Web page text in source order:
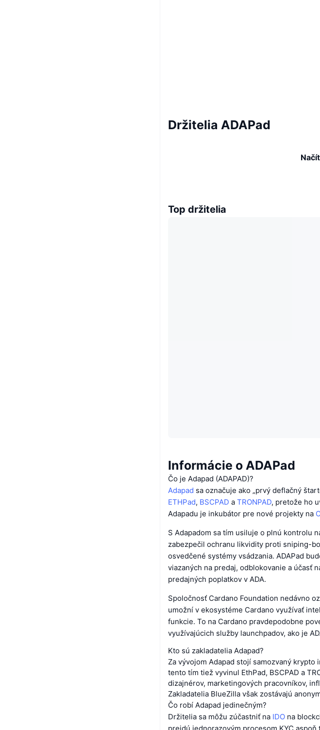
Držitelia ADAPad
Top držitelia
Informácie o ADAPad
Čo je Adapad (ADAPAD)?
Adapad sa označuje ako „prvý deflačný
ETHPad, BSCPAD a TRONPAD, pretože ho
Adapadu je inkubátor pre nové projekty na
S Adapadom sa tím usiluje o plnú kontrolu
zabezpečil ochranu likvidity proti sniping-
osvedčené systémy vsádzania. ADAPad
viazaných na predaj, odblokovanie a účasť
predajných poplatkov v ADA.
Spoločnosť Cardano Foundation nedávno
umožní v ekosystéme Cardano využívať
funkcie. To na Cardano pravdepodobne
využívajúcich služby launchpadov, ako je
Kto sú zakladatelia Adapad?
Za vývojom Adapad stojí samozvaný
tento tím tiež vyvinul EthPad, BSCPAD a
dizajnérov, marketingových pracovníkov,
Zakladatelia BlueZilla však zostávajú
Čo robí Adapad jedinečným?
Držitelia sa môžu zúčastniť na IDO na